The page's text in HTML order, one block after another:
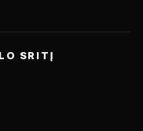
SRITĮ